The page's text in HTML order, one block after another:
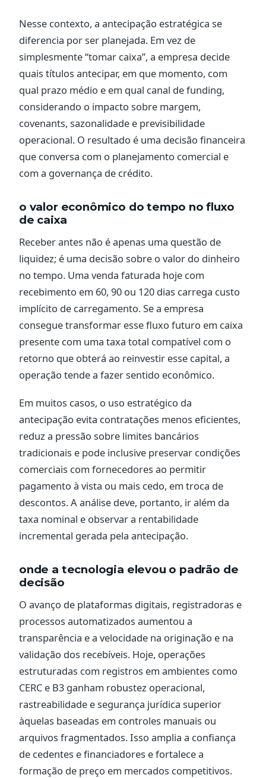
Nesse contexto, a antecipação estratégica se
diferencia por ser planejada. Em vez de
simplesmente “tomar caixa”, a empresa decide
quais títulos antecipar, em que momento, com
qual prazo médio e em qual canal de funding,
considerando o impacto sobre margem,
covenants, sazonalidade e previsibilidade
operacional. O resultado é uma decisão financeira
que conversa com o planejamento comercial e
com a governança de crédito.
o valor econômico do tempo no fluxo
de caixa
Receber antes não é apenas uma questão de
liquidez; é uma decisão sobre o valor do dinheiro
no tempo. Uma venda faturada hoje com
recebimento em 60, 90 ou 120 dias carrega custo
implícito de carregamento. Se a empresa
consegue transformar esse fluxo futuro em caixa
presente com uma taxa total compatível com o
retorno que obterá ao reinvestir esse capital, a
operação tende a fazer sentido econômico.
Em muitos casos, o uso estratégico da
antecipação evita contratações menos eficientes,
reduz a pressão sobre limites bancários
tradicionais e pode inclusive preservar condições
comerciais com fornecedores ao permitir
pagamento à vista ou mais cedo, em troca de
descontos. A análise deve, portanto, ir além da
taxa nominal e observar a rentabilidade
incremental gerada pela antecipação.
onde a tecnologia elevou o padrão de
decisão
O avanço de plataformas digitais, registradoras e
processos automatizados aumentou a
transparência e a velocidade na originação e na
validação dos recebíveis. Hoje, operações
estruturadas com registros em ambientes como
CERC e B3 ganham robustez operacional,
rastreabilidade e segurança jurídica superior
àquelas baseadas em controles manuais ou
arquivos fragmentados. Isso amplia a confiança
de cedentes e financiadores e fortalece a
formação de preço em mercados competitivos.